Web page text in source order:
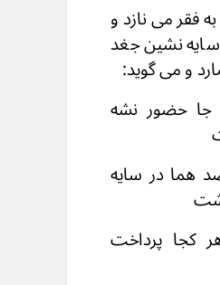
فقر می نازد و
نشین جغد
و می گوید:
جا حضور نشه
هما در سایه
کجا پرداخت